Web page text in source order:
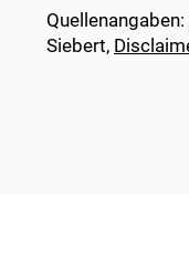
Quellenangaben:
Siebert,